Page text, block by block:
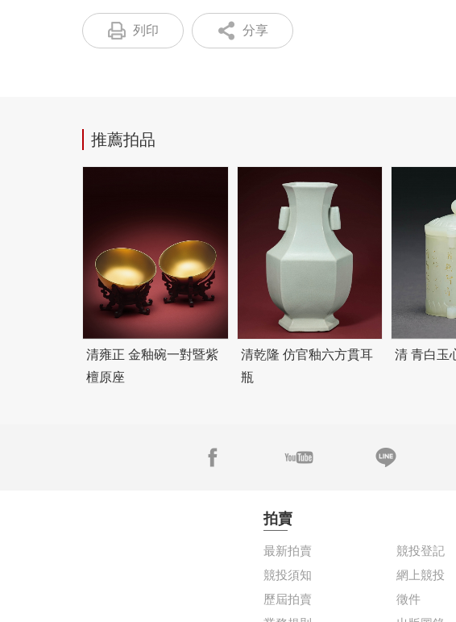
列印 分享
推薦拍品
清雍正 金釉碗一對暨紫
檀原座
清乾隆 仿官釉六方貫耳
瓶
清 青白玉
拍賣
最新拍賣
競投登記
競投須知
網上競投
歷屆拍賣
徵件